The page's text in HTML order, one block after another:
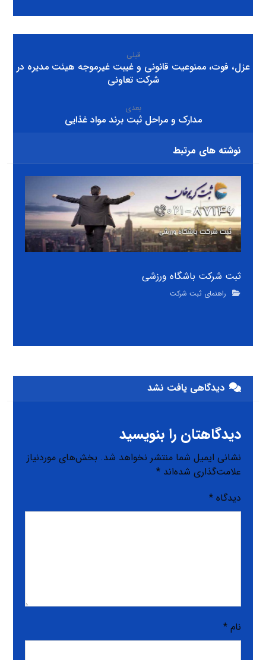
قبلی
عزل، فوت، ممنوعیت قانونی و غیبت غیرموجه هیئت مدیره در
شرکت تعاونی
بعدی
مدارک و مراحل ثبت برند مواد غذایی
نوشته های مرتبط
ثبت شرکت باشگاه ورزشی
راهنمای ثبت شرکت
دیدگاهی یافت نشد
دیدگاهتان را بنویسید
نشانی ایمیل شما منتشر نخواهد شد. بخش‌های موردنیاز
علامت‌گذاری شده‌اند*
دیدگاه*
نام*